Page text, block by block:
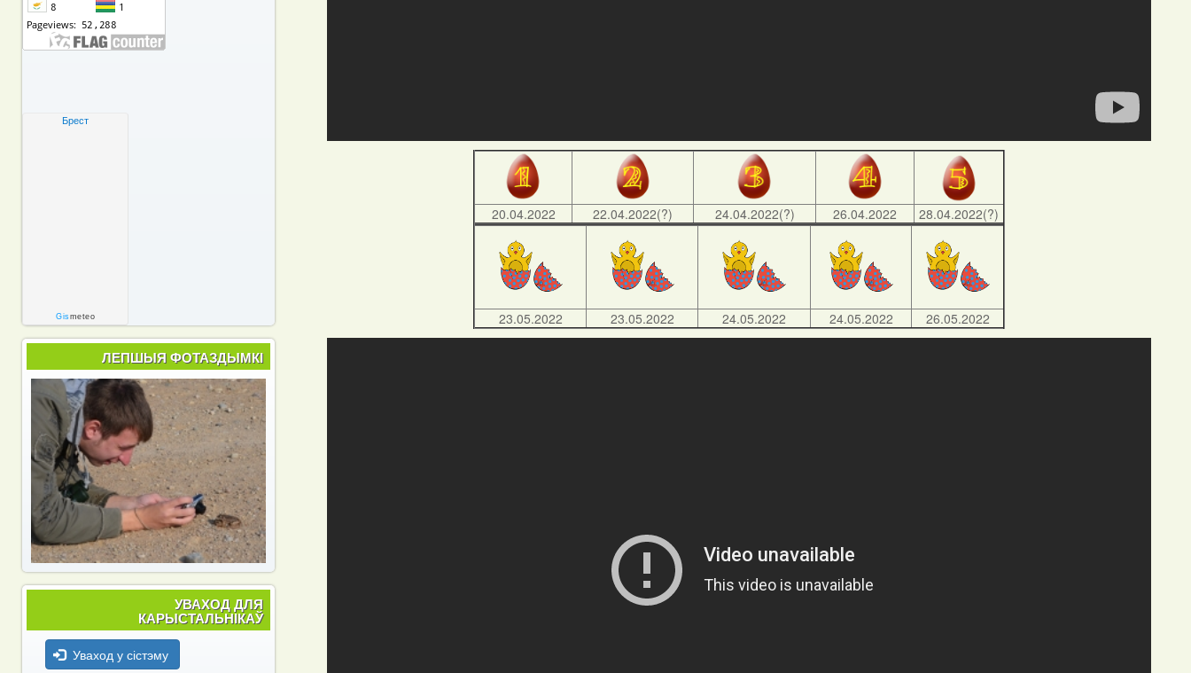
20.04.2022 22.04.2022(?) 24.04.2022(?) 26.04.2022 28.04.2022(?)
23.05.2022 23.05.2022 24.05.2022 24.05.2022 26.05.2022
Брест
Gismeteo
ЛЕПШЫЯ ФОТАЗДЫМКІ
УВАХОД ДЛЯ
КАРЫСТАЛЬНІКАЎ
Уваход у сістэму